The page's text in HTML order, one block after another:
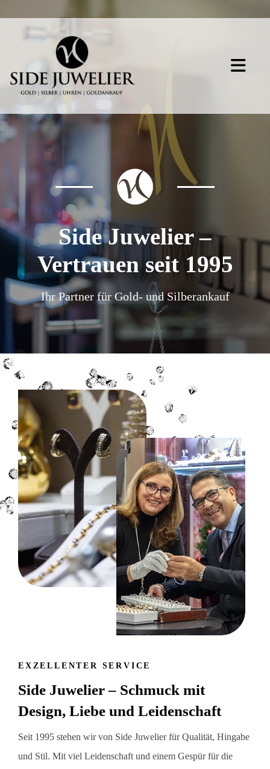
Side Juwelier –
Vertrauen seit 1995
Ihr Partner für Gold- und Silberankauf
EXZELLENTER SERVICE
Side Juwelier – Schmuck mit
Design, Liebe und Leidenschaft
Seit 1995 stehen wir von Side Juwelier für Qualität, Hingabe
und Stil. Mit viel Leidenschaft und einem Gespür für die